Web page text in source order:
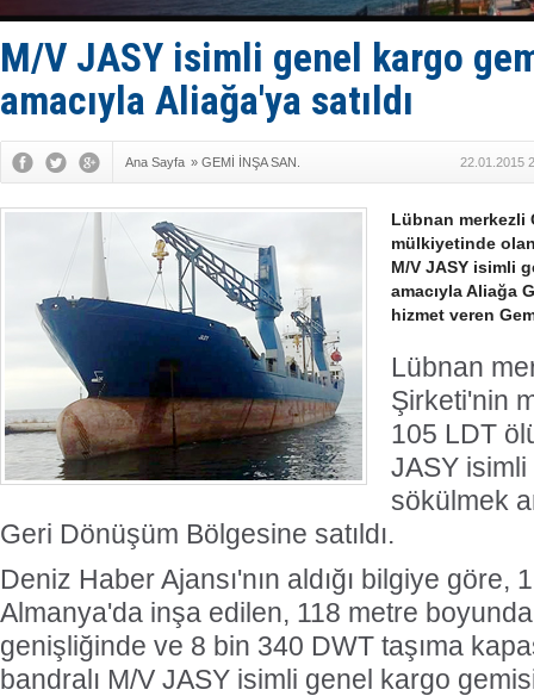
Fairline,
Runit
M/V JASY isimli genel kargo
amacıyla Aliağa'ya satıldı
Ana Sayfa » GEMİ İNŞA SAN. 22.01.2015
Lübnan merkezli
mülkiyetinde
M/V JASY isimli
amacıyla Aliağa
hizmet veren
Lübnan
Şirketi'nin
105 LDT
JASY
sökülmek
Geri Dönüşüm Bölgesine satıldı.
Deniz Haber Ajansı'nın aldığı bilgiye göre,
Almanya'da inşa edilen, 118 metre
genişliğinde ve 8 bin 340 DWT taşıma
bandralı M/V JASY isimli genel kargo